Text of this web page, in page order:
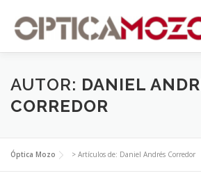
contenido
AUTOR: DANIEL
CORREDOR
Óptica Mozo > Artículos de: Daniel Andrés Corredor